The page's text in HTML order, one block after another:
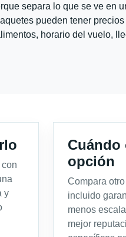
separa lo que se ve en
pueden tener
horario del vuelo,
y
Cuándo
opción
Compara
incluido
menos
mejor